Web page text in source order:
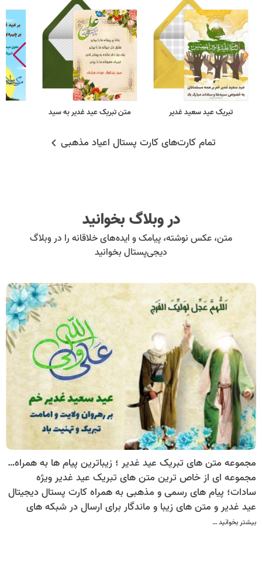
تبریک عید سعید غدیر متن تبریک عید غدیر به سید
تمام کارت‌های کارت پستال اعیاد مذهبی
در وبلاگ بخوانید
متن، عکس نوشته، پیامک و ایده‌های خلاقانه را در وبلاگ
دیجی‌پستال بخوانید
مجموعه متن های تبریک عید غدیر ؛ زیباترین پیام ها به همراه کارت پستال دیجیتال تبریک عید غدیر
مجموعه ای از خاص ترین متن های تبریک عید غدیر ویژه
سادات؛ پیام های رسمی و مذهبی به همراه کارت پستال دیجیتال
عید غدیر و متن های زیبا و ماندگار برای ارسال در شبکه های
اجتماعی.
بیشتر بخوانید …